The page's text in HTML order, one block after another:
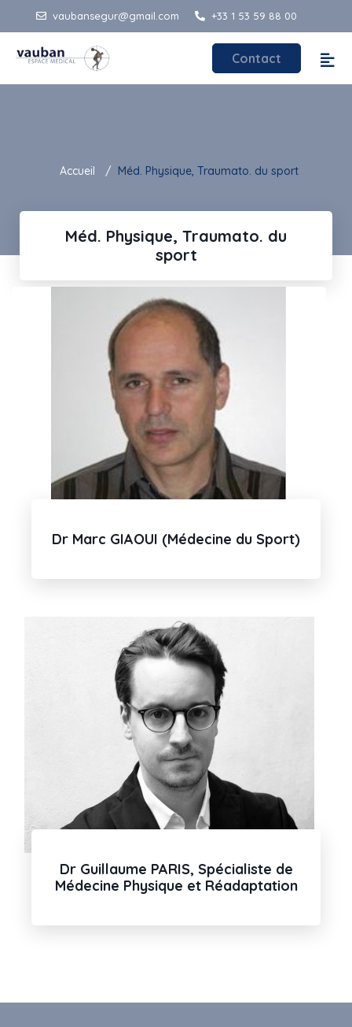
vaubansegur@gmail.com +33 1 53 59 88 00
Contact
Accueil Méd. Physique, Traumato. du sport
Méd. Physique, Traumato. du
sport
Dr Marc GIAOUI (Médecine du Sport)
Dr Guillaume PARIS, Spécialiste de
Médecine Physique et Réadaptation